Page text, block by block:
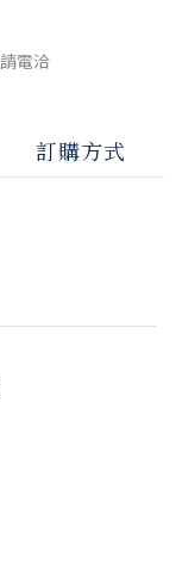
電洽
訂購方式